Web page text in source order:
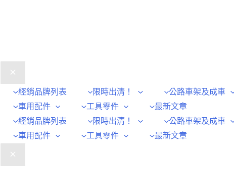
經銷品牌列表 限時出清！ 公路車架及成車
車用配件
工具零件
最新文章
經銷品牌列表
限時出清！ 公路車架及成車
車用配件
工具零件 最新文章